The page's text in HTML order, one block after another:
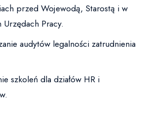
przed Wojewodą, Starostą i w
Pracy.
audytów legalności zatrudnienia
szkoleń dla działów HR i